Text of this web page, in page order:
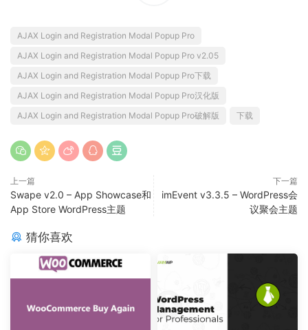
AJAX Login and Registration Modal Popup Pro
AJAX Login and Registration Modal Popup Pro v2.05
AJAX Login and Registration Modal Popup Pro下载
AJAX Login and Registration Modal Popup Pro汉化版
AJAX Login and Registration Modal Popup Pro破解版
下载
上一篇
Swape v2.0 – App Showcase和
App Store WordPress主题
下一篇
imEvent v3.3.5 – WordPress会
议聚会主题
猜你喜欢